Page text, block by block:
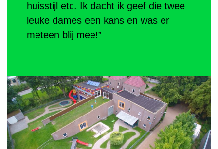
huisstijl etc. Ik dacht ik geef die twee
leuke dames een kans en was er
meteen blij mee!”